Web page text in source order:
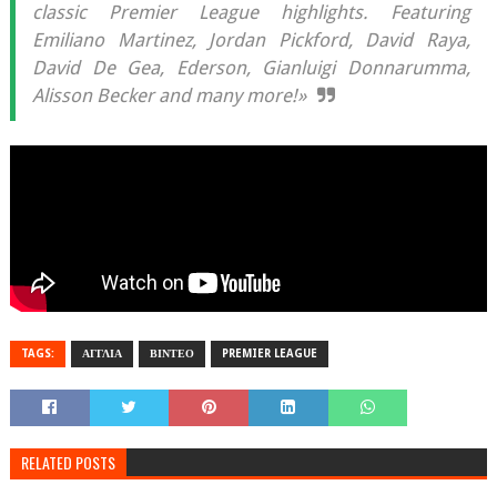
classic Premier League highlights. Featuring
Emiliano Martinez, Jordan Pickford, David Raya,
David De Gea, Ederson, Gianluigi Donnarumma,
Alisson Becker and many more!»
TAGS: ΑΓΓΛΙΑ ΒΙΝΤΕΟ PREMIER LEAGUE
RELATED POSTS